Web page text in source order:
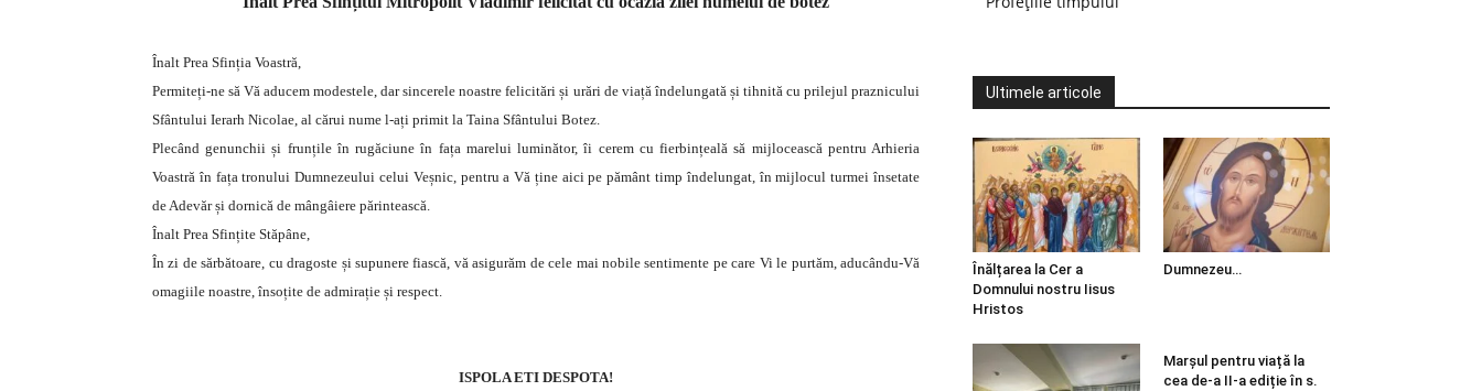
Înalt Prea Sfinția Voastră,
Permiteți-ne să Vă aducem modestele, dar sincerele noastre felicitări și urări de viață îndelungată și tihnită cu prilejul praznicului
Sfântului Ierarh Nicolae, al cărui nume l-ați primit la Taina Sfântului Botez.
Plecând genunchii și frunțile în rugăciune în fața marelui luminător, îi cerem cu fierbințeală să mijlocească pentru Arhieria
Voastră în fața tronului Dumnezeului celui Veșnic, pentru a Vă ține aici pe pământ timp îndelungat, în mijlocul turmei însetate
de Adevăr și dornică de mângâiere părintească.
Înalt Prea Sfințite Stăpâne,
În zi de sărbătoare, cu dragoste și supunere fiască, vă asigurăm de cele mai nobile sentimente pe care Vi le purtăm, aducându-Vă
omagiile noastre, însoțite de admirație și respect.
ISPOLA ETI DESPOTA!
Ultimele articole
Înălțarea la Cer a
Domnului nostru Iisus
Hristos
Dumnezeu…
Marșul pentru viață la
cea de-a II-a ediție în s.